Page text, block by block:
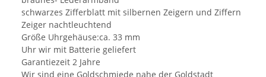
schwarzes Zifferblatt mit silbernen Zeigern und Ziffern
Zeiger nachtleuchtend
Größe Uhrgehäuse:ca. 33 mm
Uhr wir mit Batterie geliefert
Garantiezeit 2 Jahre
Wir sind eine Goldschmiede nahe der Goldstadt